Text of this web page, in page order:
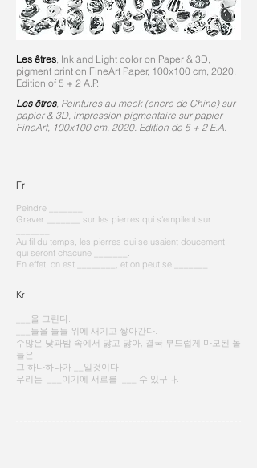
Les êtres, Ink and Light color on Paper & 3D,
pigment print on FineArt Paper, 100x100 cm, 2020.
Edition of 5 + 2 A.P.
Les êtres, Peintures au meok (encre de Chine) sur
papier & 3D, impression pigmentaire sur papier
FineArt, 100x100 cm, 2020. Edition de 5 + 2 E.A.
Fr
Peindre _______,
Graver _______ sur les pierres qui s'empilent sur
_______.
Au fil du temps, les pierres qui se usaient doucement,
qui seront chacune _______.
En effet, on est ________, et on peut se _______...
Kr
___을 그린다.
___들을 돌들 위에 새기고 쌓아간다.
수많은 낮과밤 속에서 닳고 닳아, 결국 부드럽게 마모된 돌
들은
그 하나하나가 __일것이다.
우리는 ___이기에 서로를 ___ 수 있구나.